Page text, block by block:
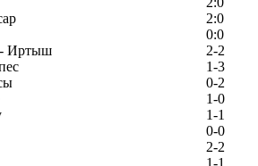
2:0
0:0
Иртыш
2-2
1-3
0-2
1-0
1-1
0-0
2-2